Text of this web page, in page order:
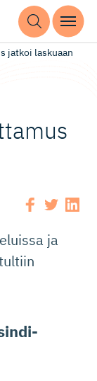
jatkoi laskuaan
ja